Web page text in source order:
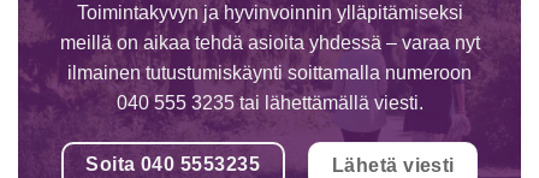
Toimintakyvyn ja hyvinvoinnin ylläpitämiseksi
meillä on aikaa tehdä asioita yhdessä – varaa nyt
ilmainen tutustumiskäynti soittamalla numeroon
040 555 3235 tai lähettämällä viesti.
Soita 040 5553235 Lähetä viesti